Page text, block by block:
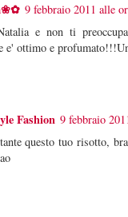
9 febbraio 2011 alle
e non ti
e' ottimo e
Fashion 9 febbraio
questo tuo risotto,